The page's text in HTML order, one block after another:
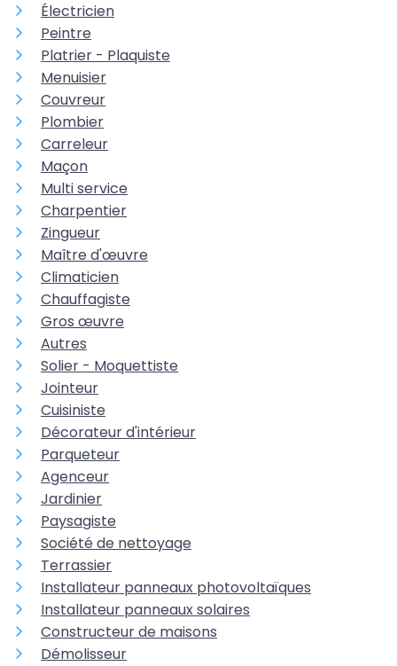
Électricien
Peintre
Platrier - Plaquiste
Menuisier
Couvreur
Plombier
Carreleur
Maçon
Multi service
Charpentier
Zingueur
Maître d'œuvre
Climaticien
Chauffagiste
Gros œuvre
Autres
Solier - Moquettiste
Jointeur
Cuisiniste
Décorateur d'intérieur
Parqueteur
Agenceur
Jardinier
Paysagiste
Société de nettoyage
Terrassier
Installateur panneaux photovoltaïques
Installateur panneaux solaires
Constructeur de maisons
Démolisseur